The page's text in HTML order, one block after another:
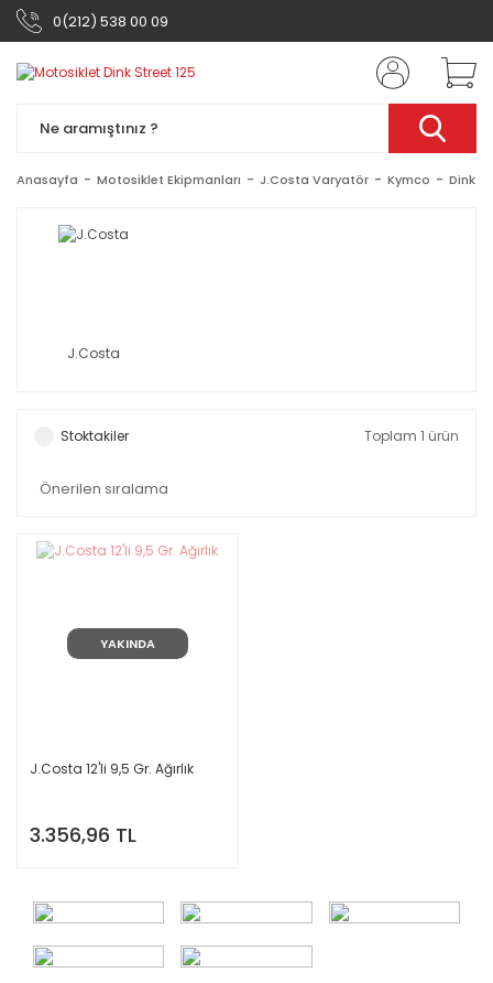
0(212) 538 00 09
Anasayfa Motosiklet Ekipmanları J.Costa Varyatör Kymco Dink
J.Costa
Stoktakiler Toplam 1 ürün
YAKINDA
J.Costa 12'li 9,5 Gr. Ağırlık
3.356,96 TL